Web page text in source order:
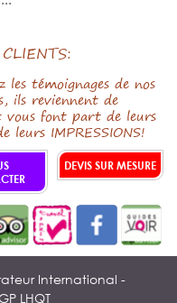
les témoignages de nos
ils reviennent de
vous font part de leurs
leurs IMPRESSIONS!
DEVIS SUR MESURE
International -
LHQT